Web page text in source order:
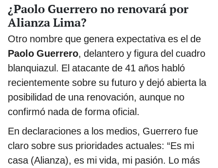
¿Paolo Guerrero no renovará por
Alianza Lima?
Otro nombre que genera expectativa es el de
Paolo Guerrero, delantero y figura del cuadro
blanquiazul. El atacante de 41 años habló
recientemente sobre su futuro y dejó abierta la
posibilidad de una renovación, aunque no
confirmó nada de forma oficial.
En declaraciones a los medios, Guerrero fue
claro sobre sus prioridades actuales: “Es mi
casa (Alianza), es mi vida, mi pasión. Lo más